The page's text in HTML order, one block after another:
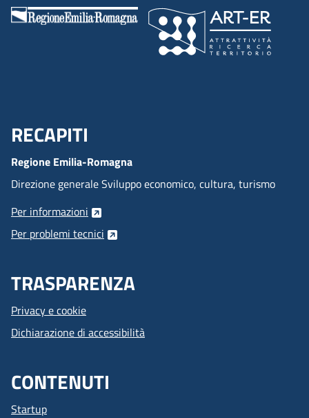
Menu Footer
RECAPITI
Regione Emilia-Romagna
Direzione generale Sviluppo economico, cultura, turismo
Per informazioni
Per problemi tecnici
TRASPARENZA
Privacy e cookie
Dichiarazione di accessibilità
CONTENUTI
Startup